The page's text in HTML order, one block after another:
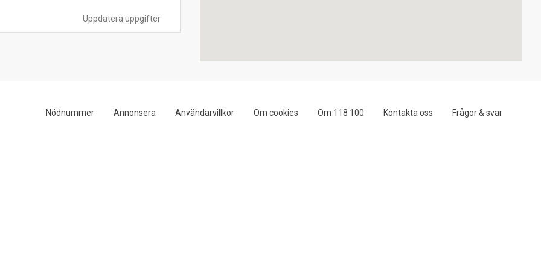
Uppdatera uppgifter
Nödnummer Annonsera Användarvillkor Om cookies Om 118 100 Kontakta oss Frågor & svar